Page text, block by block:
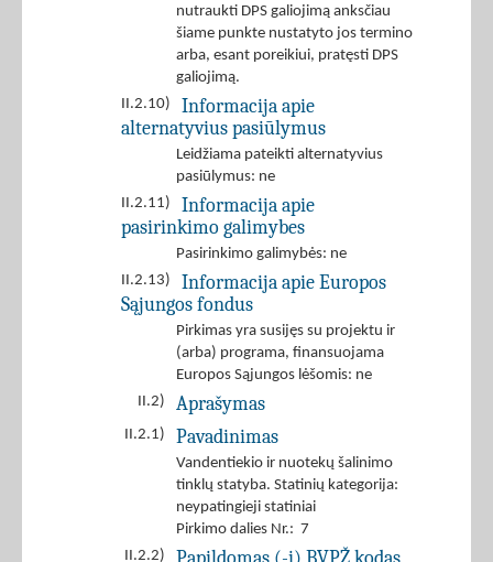
nutraukti DPS galiojimą anksčiau
šiame punkte nustatyto jos termino
arba, esant poreikiui, pratęsti DPS
galiojimą.
II.2.10)
Informacija apie
alternatyvius pasiūlymus
Leidžiama pateikti alternatyvius
pasiūlymus: ne
II.2.11)
Informacija apie
pasirinkimo galimybes
Pasirinkimo galimybės: ne
II.2.13)
Informacija apie Europos
Sąjungos fondus
Pirkimas yra susijęs su projektu ir
(arba) programa, finansuojama
Europos Sąjungos lėšomis: ne
II.2)
Aprašymas
II.2.1) Pavadinimas
Vandentiekio ir nuotekų šalinimo
tinklų statyba. Statinių kategorija:
neypatingieji statiniai
Pirkimo dalies Nr.: 7
II.2.2)